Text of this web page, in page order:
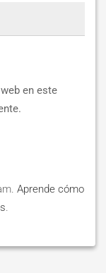
en este
Aprende cómo
.